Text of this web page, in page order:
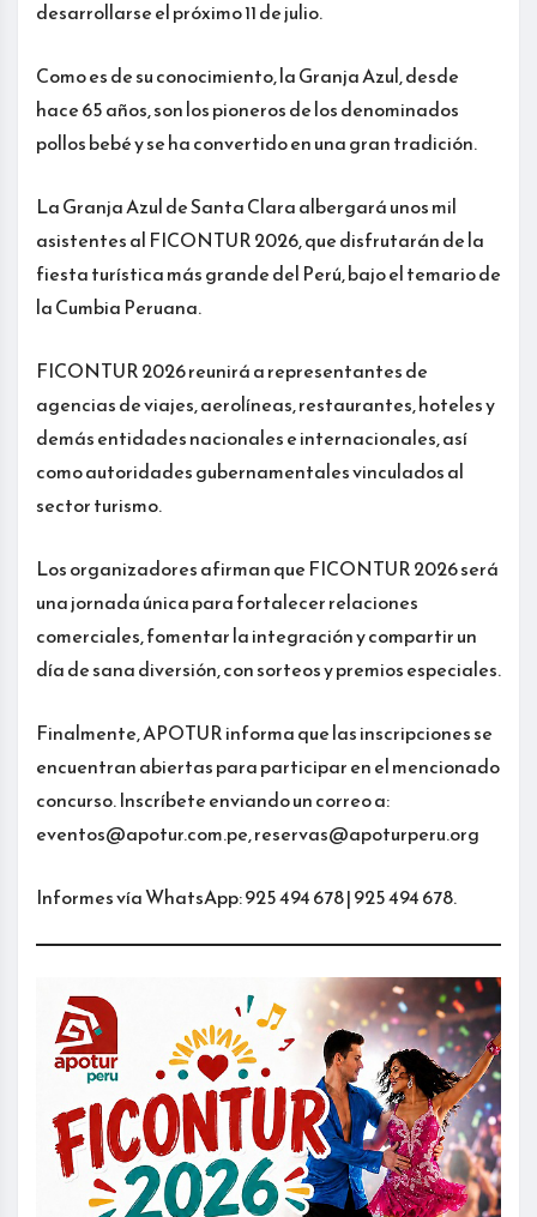
desarrollarse el próximo 11 de julio.
Como es de su conocimiento, la Granja Azul, desde
hace 65 años, son los pioneros de los denominados
pollos bebé y se ha convertido en una gran tradición.
La Granja Azul de Santa Clara albergará unos mil
asistentes al FICONTUR 2026, que disfrutarán de la
fiesta turística más grande del Perú, bajo el temario de
la Cumbia Peruana.
FICONTUR 2026 reunirá a representantes de
agencias de viajes, aerolíneas, restaurantes, hoteles y
demás entidades nacionales e internacionales, así
como autoridades gubernamentales vinculados al
sector turismo.
Los organizadores afirman que FICONTUR 2026 será
una jornada única para fortalecer relaciones
comerciales, fomentar la integración y compartir un
día de sana diversión, con sorteos y premios especiales.
Finalmente, APOTUR informa que las inscripciones se
encuentran abiertas para participar en el mencionado
concurso. Inscríbete enviando un correo a:
eventos@apotur.com.pe, reservas@apoturperu.org
Informes vía WhatsApp: 925 494 678 | 925 494 678.